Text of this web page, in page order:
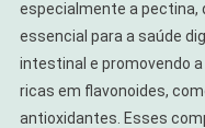
especialmente a pectina,
essencial para a saúde
intestinal e promovendo
ricas em flavonoides,
antioxidantes. Esses